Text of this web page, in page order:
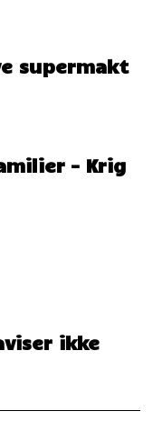
supermakt
– Krig
ikke